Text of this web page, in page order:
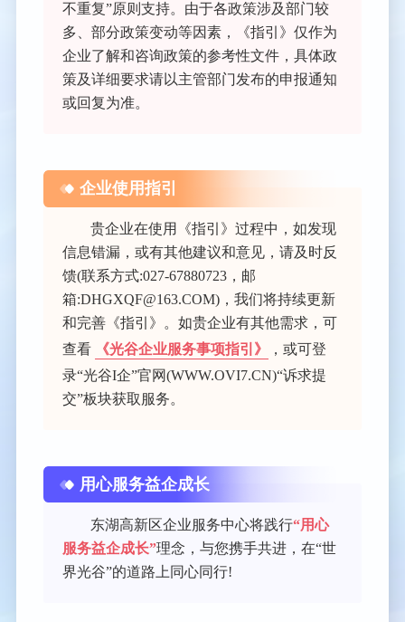
不重复”原则支持。由于各政策涉及部门较
多、部分政策变动等因素，《指引》仅作为
企业了解和咨询政策的参考性文件，具体政
策及详细要求请以主管部门发布的申报通知
或回复为准。
企业使用指引
贵企业在使用《指引》过程中，如发现
信息错漏，或有其他建议和意见，请及时反
馈(联系方式:027-67880723，邮
箱:DHGXQF@163.COM)，我们将持续更新
和完善《指引》。如贵企业有其他需求，可
查看
《光谷企业服务事项指引》
，或可登
录“光谷I企”官网(WWW.OVI7.CN)“诉求提
交”板块获取服务。
用心服务益企成长
东湖高新区企业服务中心将践行“用心
服务益企成长”理念，与您携手共进，在“世
界光谷”的道路上同心同行!